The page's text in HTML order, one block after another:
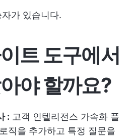
가 있습니다.
트 도구에서
야 할까요?
: 고객 인텔리전스 가속화 플
직을 추가하고 특정 질문을